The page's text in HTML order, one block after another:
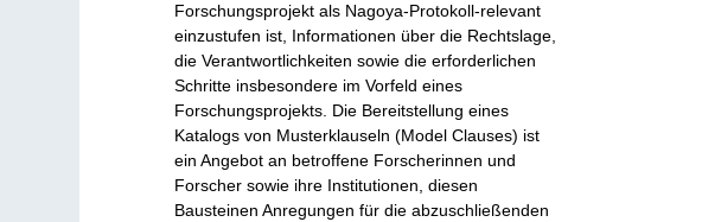
Forschungsprojekt als Nagoya-Protokoll-relevant
einzustufen ist, Informationen über die Rechtslage,
die Verantwortlichkeiten sowie die erforderlichen
Schritte insbesondere im Vorfeld eines
Forschungsprojekts. Die Bereitstellung eines
Katalogs von Musterklauseln (Model Clauses) ist
ein Angebot an betroffene Forscherinnen und
Forscher sowie ihre Institutionen, diesen
Bausteinen Anregungen für die abzuschließenden